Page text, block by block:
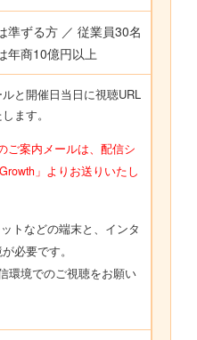
準ずる方 ／ 従業員30名
年商10億円以上
と開催日当日に視聴URL
ます。
ご案内メールは、配信シ
」より お送りいたし
トなどの端末と、インタ
必要です。
環境でのご視聴をお願い